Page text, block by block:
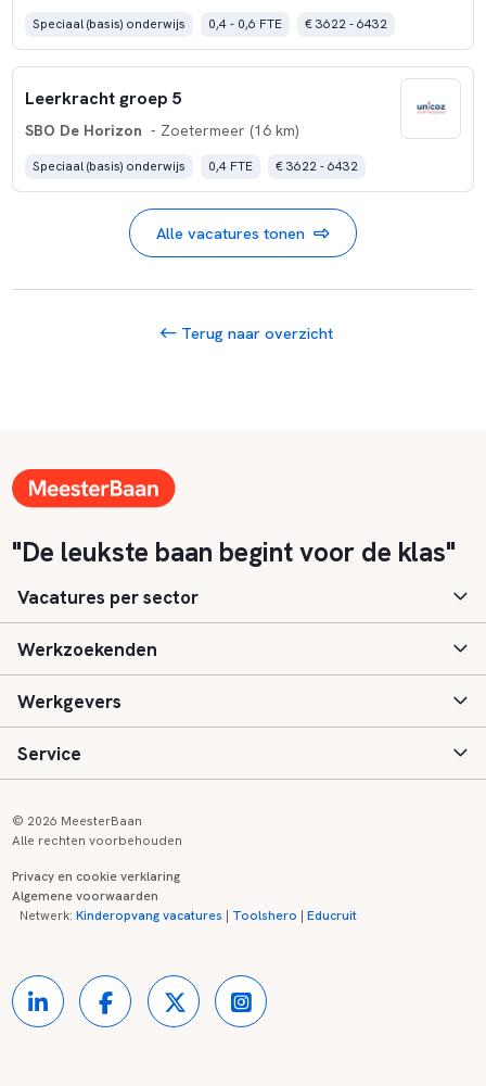
Speciaal (basis) onderwijs 0,4 - 0,6 FTE € 3622 - 6432
Leerkracht groep 5
SBO De Horizon - Zoetermeer (16 km)
Speciaal (basis) onderwijs 0,4 FTE € 3622 - 6432
Alle vacatures tonen
Terug naar overzicht
"De leukste baan begint voor de klas"
Vacatures per sector
Basisonderwijs
Speciaal (basis) onderwijs
Voortgezet onderwijs
Kinderopvang
Werkzoekenden
Aanmelden
Vacatures
Zij-instroom informatie
Onderwijsregio's
Werkgevers
Inloggen
Registreren
Contact
Service
Onderwijs links
Partners
© 2026 MeesterBaan
Alle rechten voorbehouden
Privacy en cookie verklaring
Algemene voorwaarden
Netwerk:Kinderopvang vacatures | Toolshero |Educruit